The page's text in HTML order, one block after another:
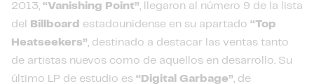
2013, “Vanishing Point”, llegaron al número 9 de la lista
del
Billboard estadounidense en su apartado “Top
Heatseekers”, destinado a destacar las ventas tanto
de artistas nuevos como de aquellos en desarrollo. Su
último LP de estudio es “Digital Garbage”, de